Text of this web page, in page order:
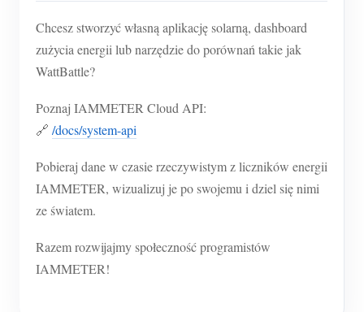
Chcesz stworzyć własną aplikację solarną, dashboard
zużycia energii lub narzędzie do porównań takie jak
WattBattle?
Poznaj IAMMETER Cloud API:
🔗 /docs/system-api
Pobieraj dane w czasie rzeczywistym z liczników energii
IAMMETER, wizualizuj je po swojemu i dziel się nimi
ze światem.
Razem rozwijajmy społeczność programistów
IAMMETER!